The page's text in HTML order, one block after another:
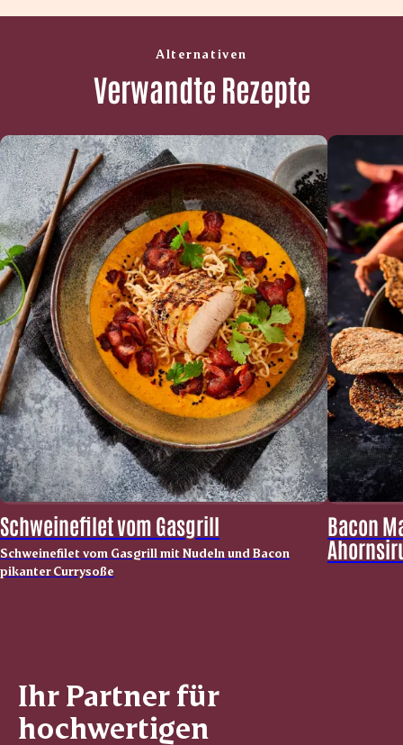
Alternativen
Verwandte Rezepte
Schweinefilet vom Gasgrill
Schweinefilet vom Gasgrill mit Nudeln und Bacon
pikanter Currysoße
Bacon
Ihr Partner für
hochwertigen